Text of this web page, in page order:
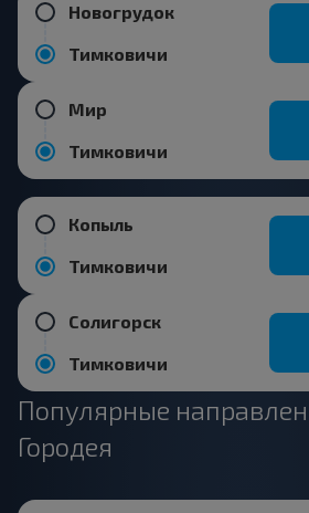
Новогрудок
Тимковичи
Мир
Тимковичи
Копыль
Тимковичи
Солигорск
Тимковичи
Популярные
Городея